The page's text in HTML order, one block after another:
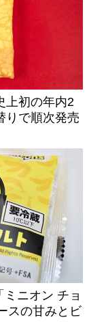
上初の年内2
で順次発売
ミニオン チョ
スの甘みとビ